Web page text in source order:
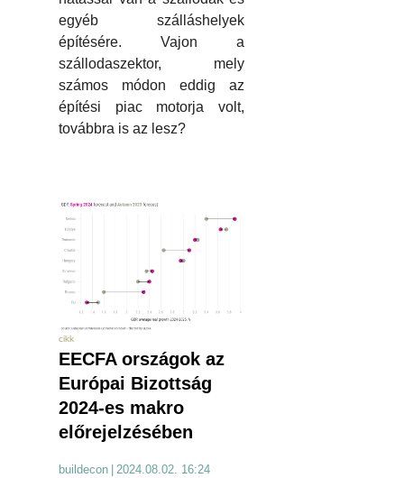
egyéb szálláshelyek
építésére. Vajon a
szállodaszektor, mely
számos módon eddig az
építési piac motorja volt,
továbbra is az lesz?
cikk
EECFA országok az
Európai Bizottság
2024-es makro
előrejelzésében
buildecon 2024.08.02. 16:24